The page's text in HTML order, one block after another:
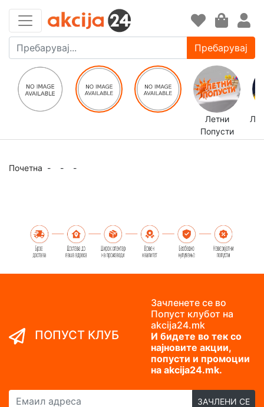
Пребарувај
Летни
Попусти
Почетна - - -
ПОПУСТ КЛУБ
Зачленете се во
Попуст клубот на
akcija24.mk
И бидете во тек со
најновите акции,
попусти и промоции
на akcija24.mk.
Емаил адреса
ЗАЧЛЕНИ СЕ